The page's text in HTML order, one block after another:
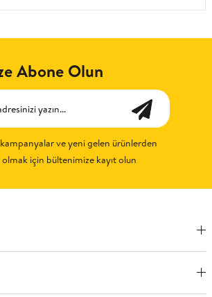
Abone Olun
kampanyalar ve yeni gelen ürünlerden
için bültenimize kayıt olun